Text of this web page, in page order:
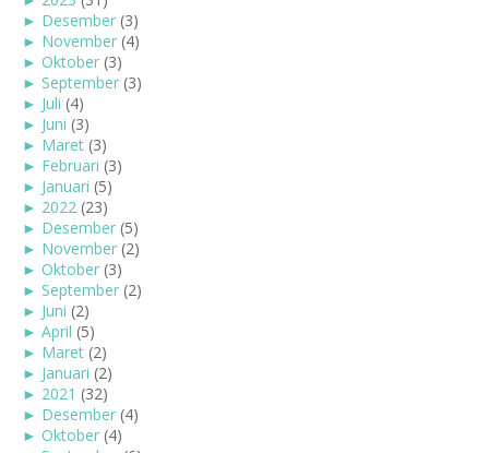
► Desember (3)
► November (4)
► Oktober (3)
► September (3)
► Juli (4)
► Juni (3)
► Maret (3)
► Februari (3)
► Januari (5)
► 2022 (23)
► Desember (5)
► November (2)
► Oktober (3)
► September (2)
► Juni (2)
► April (5)
► Maret (2)
► Januari (2)
► 2021 (32)
► Desember (4)
► Oktober (4)